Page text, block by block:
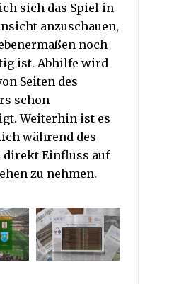
sich das Spiel in
anzuschauen,
noch
ist. Abhilfe wird
Seiten des
schon
Weiterhin ist es
während des
direkt Einfluss auf
zu nehmen.